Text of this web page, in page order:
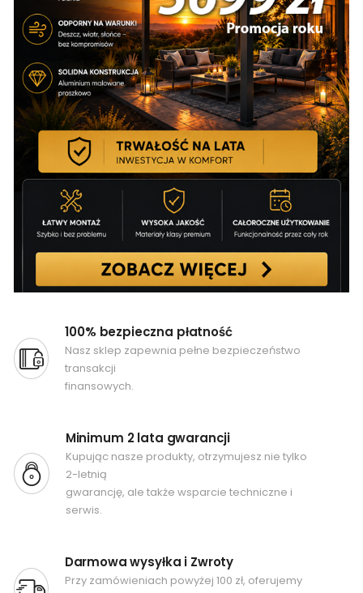
100% bezpieczna płatność
Nasz sklep zapewnia pełne bezpieczeństwo
transakcji
finansowych.
Minimum 2 lata gwarancji
Kupując nasze produkty, otrzymujesz nie tylko
2-letnią
gwarancję, ale także wsparcie techniczne i
serwis.
Darmowa wysyłka i Zwroty
Przy zamówieniach powyżej 100 zł, oferujemy